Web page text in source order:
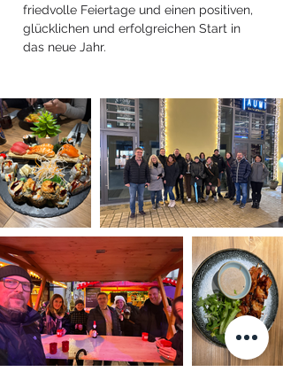
friedvolle Feiertage und einen positiven,
glücklichen und erfolgreichen Start in
das neue Jahr.